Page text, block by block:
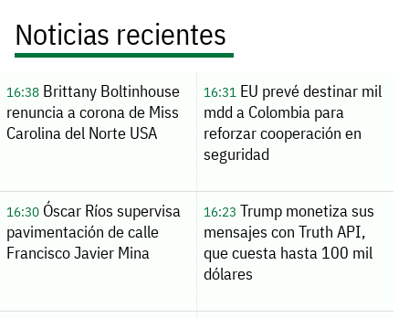
Noticias recientes
16:38Brittany Boltinhouse
renuncia a corona de Miss
Carolina del Norte USA
16:31EU prevé destinar mil
mdd a Colombia para
reforzar cooperación en
seguridad
16:30Óscar Ríos supervisa
pavimentación de calle
Francisco Javier Mina
16:23 Trump monetiza sus
mensajes con Truth API,
que cuesta hasta 100 mil
dólares